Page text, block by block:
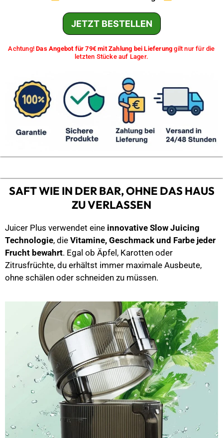
JETZT BESTELLEN
Achtung!Das Angebot für 79€ mit Zahlung bei Lieferung gilt nur für die
letzten Stücke auf Lager.
SAFT WIE IN DER BAR, OHNE DAS HAUS
ZU VERLASSEN
Juicer Plus verwendet eine innovative Slow Juicing
Technologie, die Vitamine, Geschmack und Farbe jeder
Frucht bewahrt. Egal ob Äpfel, Karotten oder
Zitrusfrüchte, du erhältst immer maximale Ausbeute,
ohne schälen oder schneiden zu müssen.